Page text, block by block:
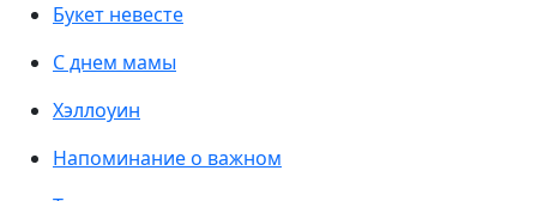
Букет невесте
С днем мамы
Хэллоуин
Напоминание о важном